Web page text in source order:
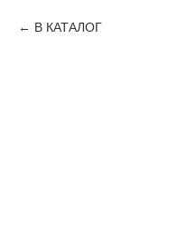
В КАТАЛОГ